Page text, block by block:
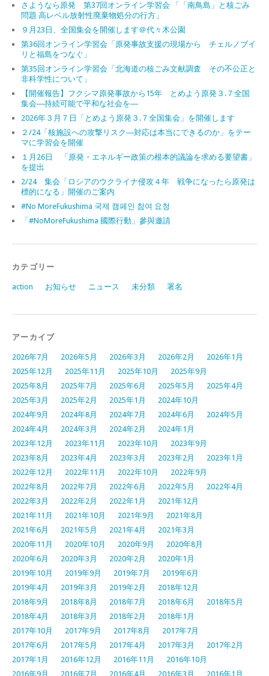
さようなら原発 第37回オンライン学習会 「「南鳥島」と核ごみ
問題 高レベル放射性廃棄物処分の行方」
９月23日、全国集会を開催します＠代々木公園
第36回オンライン学習会「原発事故支援の現場から チェルノブイ
リと福島をつなぐ」
第35回オンライン学習会「北海道の核ごみ文献調査 その不公正と
非科学性について」
【開催報告】フクシマ原発事故から15年 とめよう原発３.７全国
集会―持続可能で平和な社会を―
2026年３月７日「とめよう原発３.７全国集会」を開催します
２/24「核施設への攻撃リスク―対応は本当にできるのか」をテー
マに学習会を開催
１月26日 「原発・エネルギー政策の根本的議論を求める要望書」
を提出
2/24 集会「ロシアのウクライナ侵攻４年 戦争になったら原発は
標的になる」開催のご案内
#No MoreFukushima 국제 캠페인 참여 요청
「#NoMoreFukushima 國際行動」參與邀請
カテゴリー
action お知らせ ニュース 未分類 署名
アーカイブ
2026年7月 2026年5月 2026年3月 2026年2月
2026年1月
2025年12月
2025年11月 2025年10月
2025年9月
2025年8月
2025年7月 2025年6月 2025年5月
2025年4月
2025年3月
2025年2月 2025年1月
2024年10月
2024年9月
2024年8月 2024年7月 2024年6月
2024年5月
2024年4月
2024年3月 2024年2月
2024年1月
2023年12月
2023年11月 2023年10月
2023年9月
2023年8月
2023年4月 2023年3月 2023年2月
2023年1月
2022年12月
2022年11月 2022年10月
2022年9月
2022年8月
2022年7月 2022年6月 2022年5月
2022年4月
2022年3月
2022年2月 2022年1月
2021年12月
2021年11月
2021年10月 2021年9月
2021年8月
2021年6月
2021年5月 2021年4月
2021年3月
2020年11月
2020年10月 2020年9月
2020年8月
2020年6月
2020年3月 2020年2月
2020年1月
2019年10月
2019年9月 2019年7月
2019年6月
2019年4月
2019年3月 2019年2月
2018年12月
2018年9月
2018年8月 2018年7月 2018年6月
2018年5月
2018年4月
2018年3月 2018年2月
2018年1月
2017年10月
2017年9月 2017年8月
2017年7月
2017年6月
2017年5月 2017年4月 2017年3月
2017年2月
2017年1月
2016年12月 2016年11月
2016年10月
2016年9月
2016年7月 2016年4月 2016年3月
2016年1月